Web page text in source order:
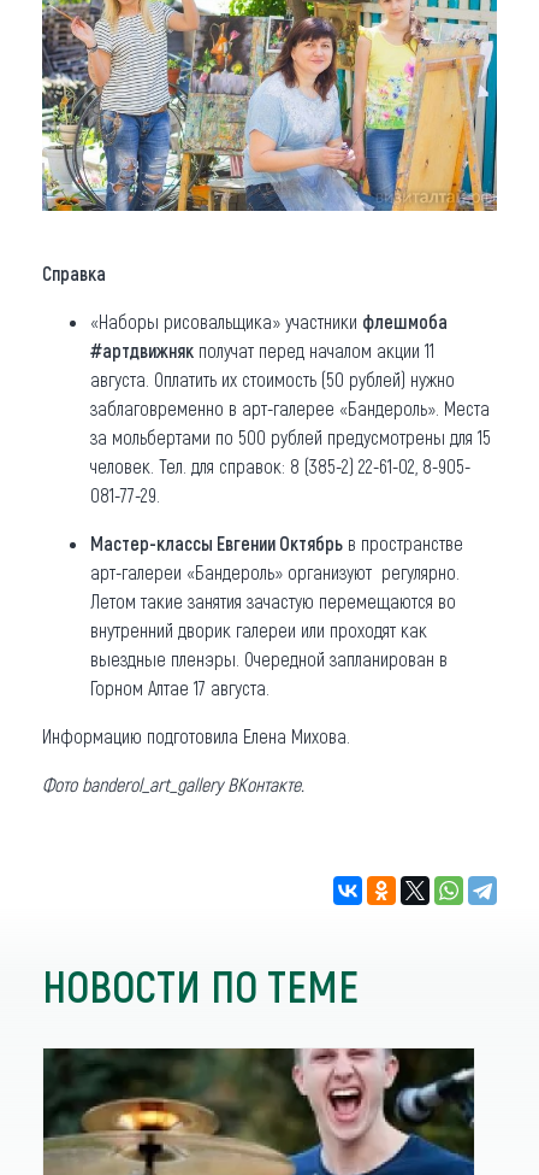
Справка
«Наборы рисовальщика» участники флешмоба
#артдвижняк получат перед началом акции 11
августа. Оплатить их стоимость (50 рублей) нужно
заблаговременно в арт-галерее «Бандероль». Места
за мольбертами по 500 рублей предусмотрены для 15
человек. Тел. для справок: 8 (385-2) 22-61-02, 8-905-
081-77-29.
Мастер-классы Евгении Октябрь в пространстве
арт-галереи «Бандероль» организуют регулярно.
Летом такие занятия зачастую перемещаются во
внутренний дворик галереи или проходят как
выездные пленэры. Очередной запланирован в
Горном Алтае 17 августа.
Информацию подготовила Елена Михова.
Фото banderol_art_gallery ВКонтакте.
НОВОСТИ ПО ТЕМЕ